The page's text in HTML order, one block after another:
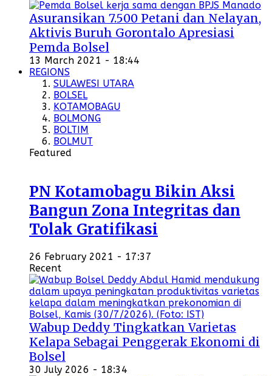
Asuransikan 7.500 Petani dan Nelayan,
Aktivis Buruh Gorontalo Apresiasi
Pemda Bolsel
13 March 2021 - 18:44
REGIONS
SULAWESI UTARA
BOLSEL
KOTAMOBAGU
BOLMONG
BOLTIM
BOLMUT
Featured
PN Kotamobagu Bikin Aksi
Bangun Zona Integritas dan
Tolak Gratifikasi
26 February 2021 - 17:37
Recent
Wabup Deddy Tingkatkan Varietas
Kelapa Sebagai Penggerak Ekonomi di
Bolsel
30 July 2026 - 18:34